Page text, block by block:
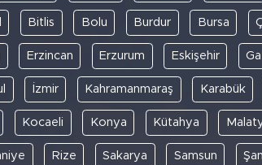
Bitlis Bolu Burdur Bursa
Erzincan Erzurum Eskişehir
İzmir Kahramanmaraş Karabük
Kocaeli Konya Kütahya
Rize Sakarya Samsun